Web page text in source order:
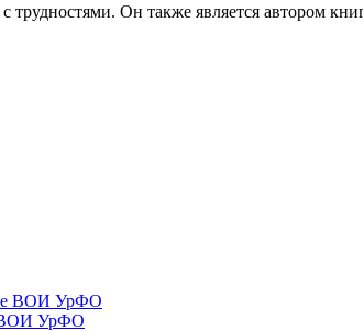
трудностями. Он также является автором
ВОИ УрФО